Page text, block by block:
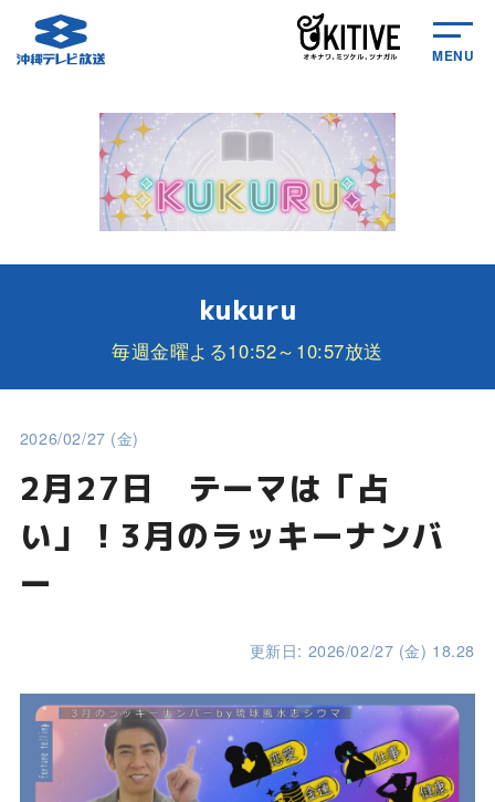
MENU
kukuru
毎週金曜よる10:52～10:57放送
2026/02/27 (金)
2月27日 テーマは「占
い」！3月のラッキーナンバ
ー
更新日: 2026/02/27 (金) 18.28